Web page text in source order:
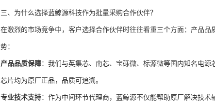
三、为什么选择蓝鲸源科技作为批量采购合作伙伴？
在激烈的市场竞争中，客户选择合作伙伴时往往看重三个方面：产品
势：
产品品质保障：我们与英集芯、南芯、宝砾微、标源微等国内知名电
芯片均为原厂正品，品质可追溯。
专业技术支持：作为中间环节代理商，蓝鲸源不仅能帮助原厂解决技